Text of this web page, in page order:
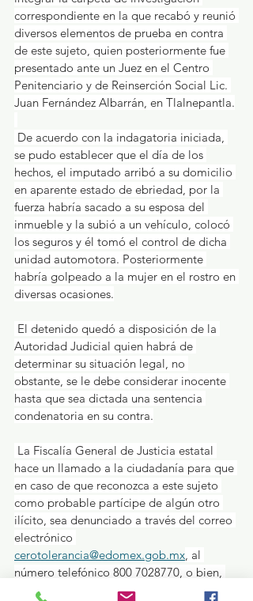
correspondiente en la que recabó y reunió
diversos elementos de prueba en contra
de este sujeto, quien posteriormente fue
presentado ante un Juez en el Centro
Penitenciario y de Reinserción Social Lic.
Juan Fernández Albarrán, en Tlalnepantla.
se pudo establecer que el día de los
hechos, el imputado arribó a su domicilio
en aparente estado de ebriedad, por la
fuerza habría sacado a su esposa del
inmueble y la subió a un vehículo, colocó
los seguros y él tomó el control de dicha
unidad automotora. Posteriormente
habría golpeado a la mujer en el rostro en
diversas ocasiones.
Autoridad Judicial quien habrá de
determinar su situación legal, no
obstante, se le debe considerar inocente
hasta que sea dictada una sentencia
condenatoria en su contra.
hace un llamado a la ciudadanía para que
en caso de que reconozca a este sujeto
como probable partícipe de algún otro
ilícito, sea denunciado a través del correo
electrónico
cerotolerancia@edomex.gob.mx, al
número telefónico 800 7028770, o bien,
por medio de la aplicación FGJEdomex,